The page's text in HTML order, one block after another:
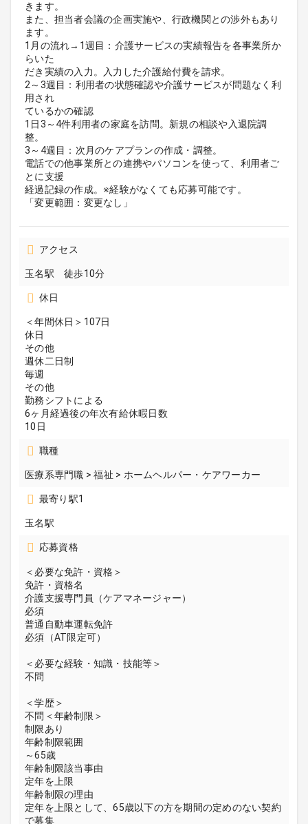
きます。
また、担当者会議の企画実施や、行政機関との渉外もあり
ます。
1月の流れ→1週目：介護サービスの実績報告を各事業所か
らいた
だき実績の入力。入力した介護給付費を請求。
2～3週目：利用者の状態確認や介護サービスが問題なく利
用され
ているかの確認
1日3～4件利用者の家庭を訪問。新規の相談や入退院調
整。
3～4週目：次月のケアプランの作成・調整。
電話での他事業所との連携やパソコンを使って、利用者ご
とに支援
経過記録の作成。※経験がなくても応募可能です。
「変更範囲：変更なし」
アクセス
玉名駅 徒歩10分
休日
＜年間休日＞107日
休日
その他
週休二日制
毎週
その他
勤務シフトによる
6ヶ月経過後の年次有給休暇日数
10日
職種
医療系専門職 > 福祉 > ホームヘルパー・ケアワーカー
最寄り駅1
玉名駅
応募資格
＜必要な免許・資格＞
免許・資格名
介護支援専門員（ケアマネージャー）
必須
普通自動車運転免許
必須（AT限定可）
＜必要な経験・知識・技能等＞
不問
＜学歴＞
不問＜年齢制限＞
制限あり
年齢制限範囲
～65歳
年齢制限該当事由
定年を上限
年齢制限の理由
定年を上限として、65歳以下の方を期間の定めのない契約
で募集